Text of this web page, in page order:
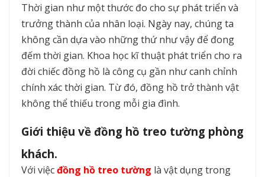
Thời gian như một thước đo cho sự phát triển và
trưởng thành của nhân loại. Ngày nay, chúng ta
không cần dựa vào những thứ như vậy để đong
đếm thời gian. Khoa học kĩ thuật phát triển cho ra
đời chiếc đồng hồ là công cụ gần như canh chỉnh
chính xác thời gian. Từ đó, đồng hồ trở thành vật
không thể thiếu trong mỗi gia đình.
Giới thiệu về đồng hồ treo tường phòng
khách.
Với việcđồng hồ treo tường là vật dụng trong